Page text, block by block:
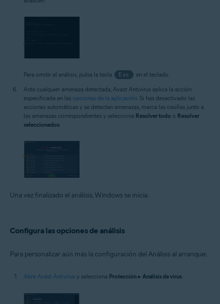
Para omitir el análisis, pulsa la tecla Esc
en el teclado.
Ante cualquier amenaza detectada, Avast Antivirus aplica la acción
especificada en las opciones de la aplicación . Si has desactivado las
acciones automáticas y se detectan amenazas, marca las casillas junto a
las amenazas correspondientes y selecciona Resolver todo o Resolver
seleccionados
Una vez finalizado el análisis, Windows se inicia.
Configura las opciones de análisis
Para personalizar aún más la configuración del Análisis al arranque:
Abre Avast Antivirus y selecciona Protección ▸ Análisis de virus